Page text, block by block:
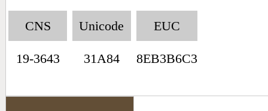
CNS
19-3643
Unicode
31A84
EUC
8EB3B6C3